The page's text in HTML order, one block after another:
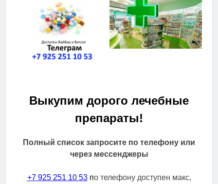
Выкупим дорого лечебные
препараты!
Полный список запросите по телефону или
через мессенджеры
+7 925 251 10 53по телефону доступен макс,